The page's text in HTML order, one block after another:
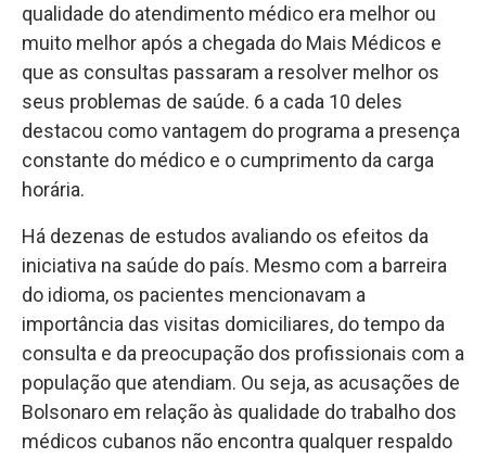
qualidade do atendimento médico era melhor ou
muito melhor após a chegada do Mais Médicos e
que as consultas passaram a resolver melhor os
seus problemas de saúde. 6 a cada 10 deles
destacou como vantagem do programa a presença
constante do médico e o cumprimento da carga
horária.
Há dezenas de estudos avaliando os efeitos da
iniciativa na saúde do país. Mesmo com a barreira
do idioma, os pacientes mencionavam a
importância das visitas domiciliares, do tempo da
consulta e da preocupação dos profissionais com a
população que atendiam. Ou seja, as acusações de
Bolsonaro em relação às qualidade do trabalho dos
médicos cubanos não encontra qualquer respaldo